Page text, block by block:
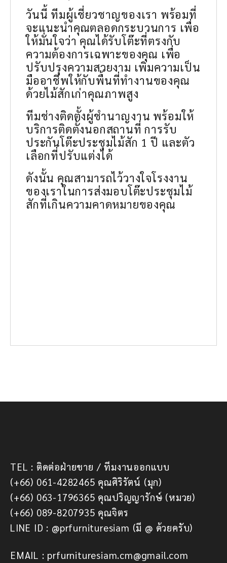
วันนี้ ทีมผู้เชี่ยวชาญของเรา พร้อมที่
จะแนะนำคุณตลอดกระบวนการ เพื่อ
ให้มั่นใจว่า คุณได้รับโต๊ะที่ตรงกับ
ความต้องการเฉพาะของคุณ เพื่อ
ปรับปรุงความสวยงาม เพิ่มความเป็น
มืออาชีพให้กับพื้นที่ทำงานของคุณ
ด้วยไม้สักเก่าคุณภาพสูง
ทีมช่างติดตั้งผู้ชำนาญงาน พร้อมให้
บริการติดตั้งนอกสถานที่ การรับ
ประกันโต๊ะประชุมไม้สัก 1 ปี และตัว
เลือกที่ปรับแต่งได้
ดังนั้น คุณสามารถไว้วางใจโรงงาน
ของเราในการส่งมอบโต๊ะประชุมไม้
สักที่เกินความคาดหมายของคุณ
TEL : ติดต่อฝ่ายขาย / ทีมงานออกแบบ
(+66) 061-4282465 คุณศิริรัตน์ (มุก)
(+66) 063-1796365 คุณปริญญารักษ์ (หมวย)
(+66) 089-8207935 คุณจิตร
LINE ID : @prfurnituresiam (มี @ ด้วยครับ)
EMAIL : prfurnituresiam.cm@gmail.com